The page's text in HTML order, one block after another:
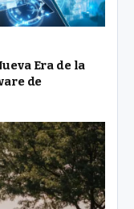
Era de la
de